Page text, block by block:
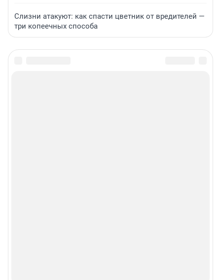
Слизни атакуют: как спасти цветник от вредителей —
три копеечных способа